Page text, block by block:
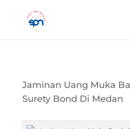
Jaminan Uang Muka
Surety Bond Di Medan